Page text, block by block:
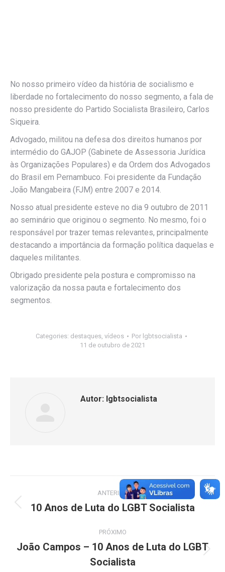
No nosso primeiro vídeo da história de socialismo e
liberdade no fortalecimento do nosso segmento, a fala de
nosso presidente do Partido Socialista Brasileiro, Carlos
Siqueira.
Advogado, militou na defesa dos direitos humanos por
intermédio do GAJOP (Gabinete de Assessoria Jurídica
às Organizações Populares) e da Ordem dos Advogados
do Brasil em Pernambuco. Foi presidente da Fundação
João Mangabeira (FJM) entre 2007 e 2014.
Nosso atual presidente esteve no dia 9 outubro de 2011
ao seminário que originou o segmento. No mesmo, foi o
responsável por trazer temas relevantes, principalmente
destacando a importância da formação política daquelas e
daqueles militantes.
Obrigado presidente pela postura e compromisso na
valorização da nossa pauta e fortalecimento dos
segmentos.
Categories: destaques, vídeos Por lgbtsocialista
11 de outubro de 2021
Autor: lgbtsocialista
de
ANTERIOR
Post
10 Anos de Luta do LGBT Socialista
PRÓXIMO
post:
João Campos – 10 Anos de Luta do LGBT
Socialista